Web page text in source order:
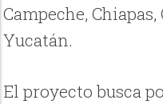
Campeche,
Yucatán.
El proyecto busca